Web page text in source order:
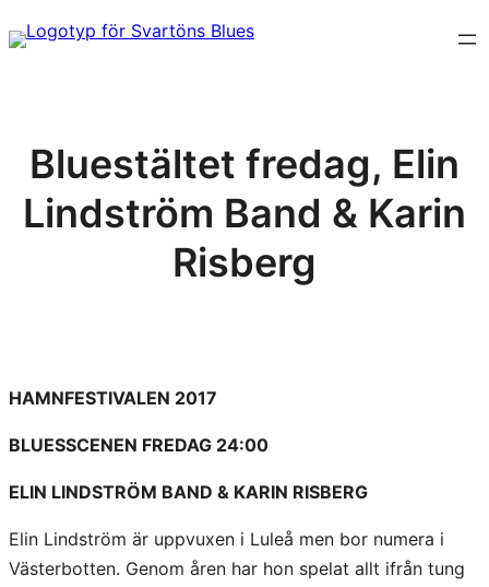
Hoppa
till
Bluestältet fredag, Elin
Lindström Band & Karin
Risberg
HAMNFESTIVALEN 2017
BLUESSCENEN FREDAG 24:00
ELIN LINDSTRÖM BAND & KARIN RISBERG
Elin Lindström är uppvuxen i Luleå men bor numera i
Västerbotten. Genom åren har hon spelat allt ifrån tung